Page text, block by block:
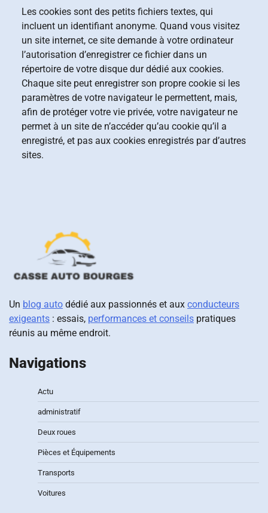
Les cookies sont des petits fichiers textes, qui
incluent un identifiant anonyme. Quand vous visitez
un site internet, ce site demande à votre ordinateur
l’autorisation d’enregistrer ce fichier dans un
répertoire de votre disque dur dédié aux cookies.
Chaque site peut enregistrer son propre cookie si les
paramètres de votre navigateur le permettent, mais,
afin de protéger votre vie privée, votre navigateur ne
permet à un site de n’accéder qu’au cookie qu’il a
enregistré, et pas aux cookies enregistrés par d’autres
sites.
Un blog auto dédié aux passionnés et aux conducteurs
exigeants : essais, performances et conseils pratiques
réunis au même endroit.
Navigations
Actu
administratif
Deux roues
Pièces et Équipements
Transports
Voitures